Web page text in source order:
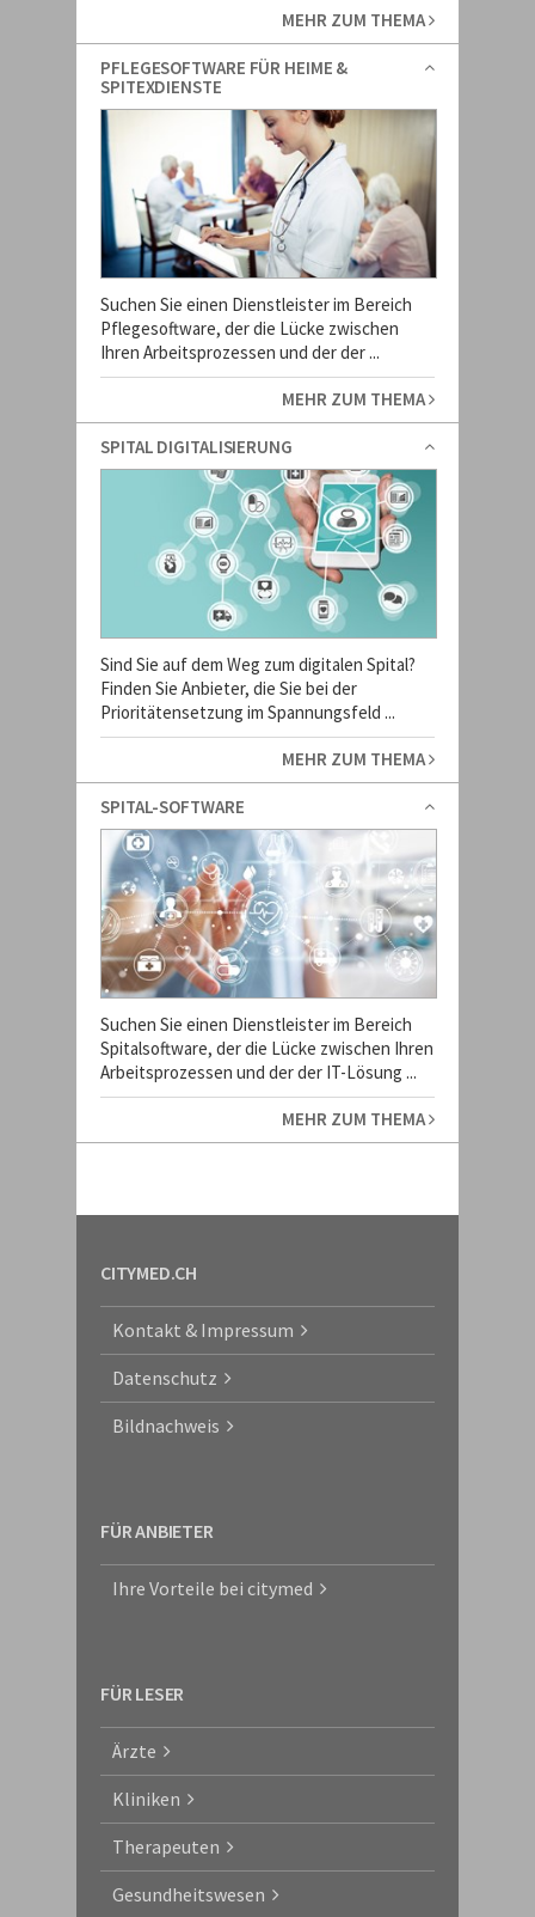
MEHR ZUM THEMA
PFLEGESOFTWARE FÜR HEIME &
SPITEXDIENSTE
Suchen Sie einen Dienstleister im Bereich
Pflegesoftware, der die Lücke zwischen
Ihren Arbeitsprozessen und der der ...
MEHR ZUM THEMA
SPITAL DIGITALISIERUNG
Sind Sie auf dem Weg zum digitalen Spital?
Finden Sie Anbieter, die Sie bei der
Prioritätensetzung im Spannungsfeld ...
MEHR ZUM THEMA
SPITAL-SOFTWARE
Suchen Sie einen Dienstleister im Bereich
Spitalsoftware, der die Lücke zwischen Ihren
Arbeitsprozessen und der der IT-Lösung ...
MEHR ZUM THEMA
CITYMED.CH
Kontakt & Impressum
Datenschutz
Bildnachweis
FÜR ANBIETER
Ihre Vorteile bei citymed
FÜR LESER
Ärzte
Kliniken
Therapeuten
Gesundheitswesen